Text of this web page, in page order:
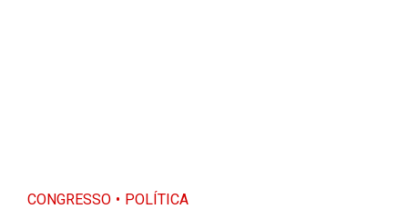
CONGRESSO POLÍTICA